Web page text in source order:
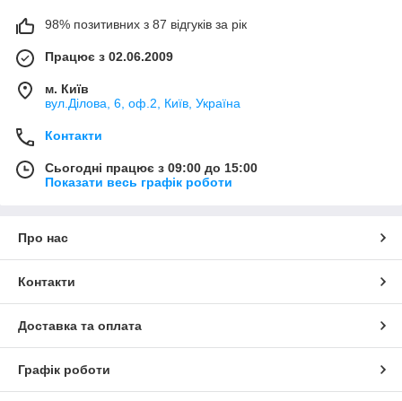
98% позитивних з 87 відгуків за рік
Працює з 02.06.2009
м. Київ
вул.Ділова, 6, оф.2, Київ, Україна
Контакти
Сьогодні працює з 09:00 до 15:00
Показати весь графік роботи
Про нас
Контакти
Доставка та оплата
Графік роботи